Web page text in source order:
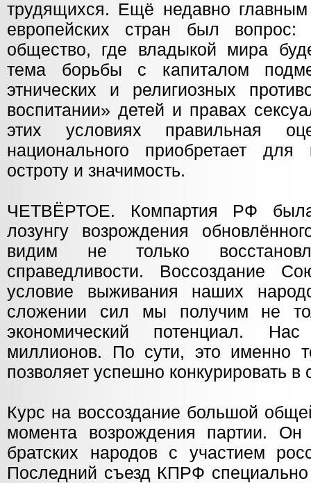
трудящихся. Ещё недавно
европейских стран был вопрос:
общество, где владыкой мира
тема борьбы с капиталом
этнических и религиозных
воспитании» детей и правах
этих условиях правильная
национального приобретает для
остроту и значимость.
ЧЕТВЁРТОЕ. Компартия РФ
лозунгу возрождения
видим не только
справедливости. Воссоздание
условие выживания наших
сложении сил мы получим не
экономический потенциал.
миллионов. По сути, это именно
позволяет успешно конкурировать
Курс на воссоздание большой
момента возрождения партии. Он
братских народов с участием
Последний съезд КПРФ